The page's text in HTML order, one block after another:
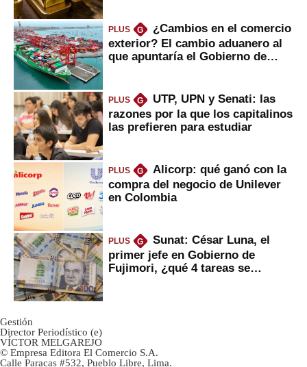
PLUS G
¿Cambios en el comercio
exterior? El cambio aduanero al
que apuntaría el Gobierno de
PLUS G
UTP, UPN y Senati: las
razones por la que los capitalinos
las prefieren para estudiar
PLUS G
Alicorp: qué ganó con la
compra del negocio de Unilever
en Colombia
PLUS G
Sunat: César Luna, el
primer jefe en Gobierno de
Fujimori, ¿qué 4 tareas se
Gestión
Director Periodístico (e)
VÍCTOR MELGAREJO
© Empresa Editora El Comercio S.A.
Calle Paracas #532, Pueblo Libre, Lima.